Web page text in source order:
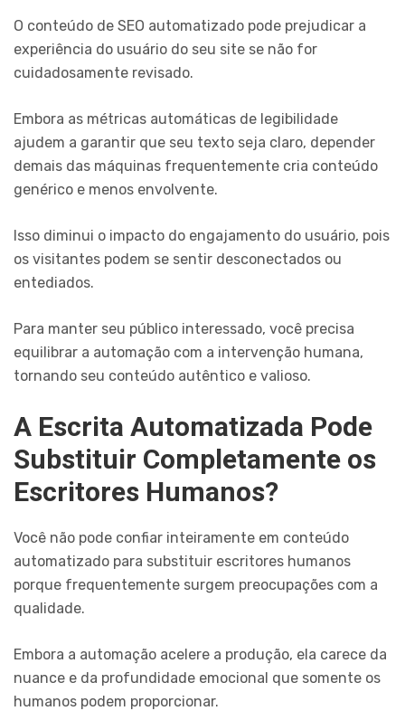
O conteúdo de SEO automatizado pode prejudicar a
experiência do usuário do seu site se não for
cuidadosamente revisado.
Embora as métricas automáticas de legibilidade
ajudem a garantir que seu texto seja claro, depender
demais das máquinas frequentemente cria conteúdo
genérico e menos envolvente.
Isso diminui o impacto do engajamento do usuário, pois
os visitantes podem se sentir desconectados ou
entediados.
Para manter seu público interessado, você precisa
equilibrar a automação com a intervenção humana,
tornando seu conteúdo autêntico e valioso.
A Escrita Automatizada Pode
Substituir Completamente os
Escritores Humanos?
Você não pode confiar inteiramente em conteúdo
automatizado para substituir escritores humanos
porque frequentemente surgem preocupações com a
qualidade.
Embora a automação acelere a produção, ela carece da
nuance e da profundidade emocional que somente os
humanos podem proporcionar.